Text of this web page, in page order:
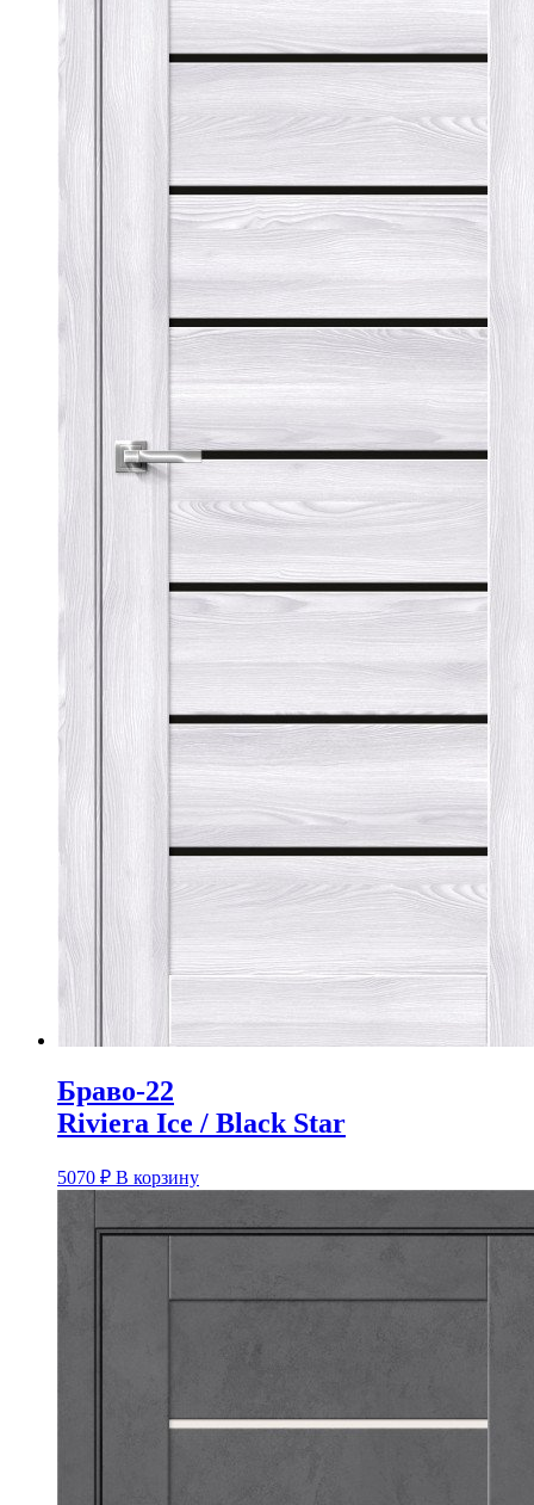
Браво-22
Riviera Ice / Black Star
5070 ₽ В корзину